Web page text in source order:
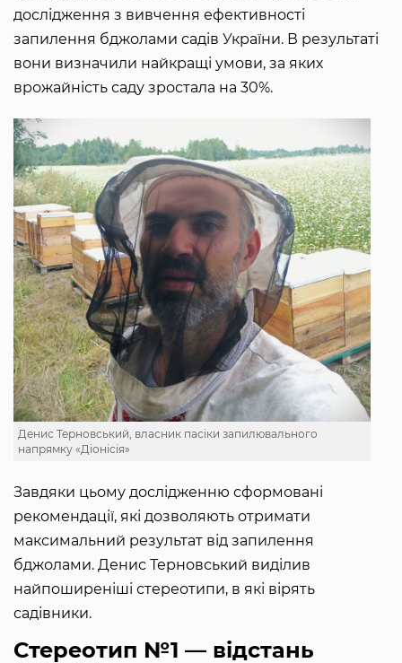
дослідження з вивчення ефективності
запилення бджолами садів України. В результаті
вони визначили найкращі умови, за яких
врожайність саду зростала на 30%.
Денис Терновський, власник пасіки запилювального
напрямку «Діонісія»
Завдяки цьому дослідженню сформовані
рекомендації, які дозволяють отримати
максимальний результат від запилення
бджолами. Денис Терновський виділив
найпоширеніші стереотипи, в які вірять
садівники.
Стереотип №1 — відстань